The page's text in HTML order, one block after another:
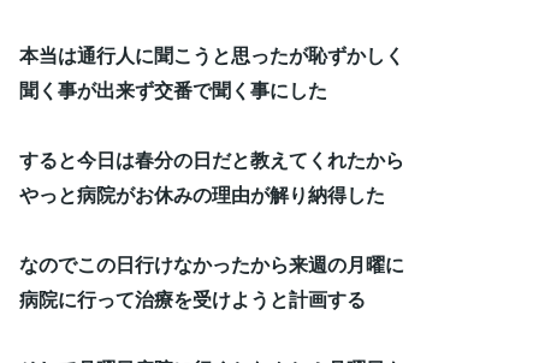
本当は通行人に聞こうと思ったが恥ずかしく
聞く事が出来ず交番で聞く事にした
すると今日は春分の日だと教えてくれたから
やっと病院がお休みの理由が解り納得した
なのでこの日行けなかったから来週の月曜に
病院に行って治療を受けようと計画する